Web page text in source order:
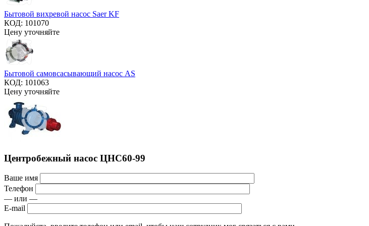
Бытовой вихревой насос Saer KF
КОД: 101070
Цену уточняйте
Бытовой самовсасывающий насос AS
КОД: 101063
Цену уточняйте
Центробежный насос ЦНС60-99
Ваше имя
Телефон
— или —
E-mail